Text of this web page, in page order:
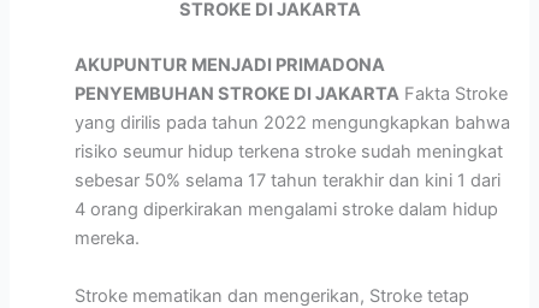
STROKE DI JAKARTA
AKUPUNTUR MENJADI PRIMADONA
PENYEMBUHAN STROKE DI JAKARTA Fakta Stroke
yang dirilis pada tahun 2022 mengungkapkan bahwa
risiko seumur hidup terkena stroke sudah meningkat
sebesar 50% selama 17 tahun terakhir dan kini 1 dari
4 orang diperkirakan mengalami stroke dalam hidup
mereka.
Stroke mematikan dan mengerikan, Stroke tetap